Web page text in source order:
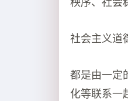
秧序、社会
社会主义道
都是由一定
化等联系一